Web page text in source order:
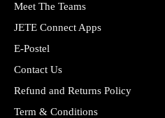
Meet The Teams
JETE Connect Apps
E-Postel
Contact Us
Refund and Returns Policy
Term & Conditions